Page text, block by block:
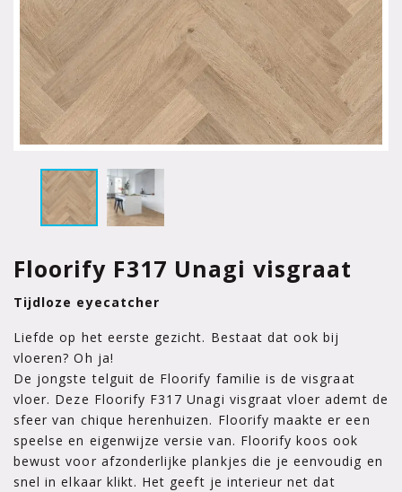
Floorify F317 Unagi visgraat
Tijdloze eyecatcher
Liefde op het eerste gezicht. Bestaat dat ook bij
vloeren? Oh ja!
De jongste telguit de Floorify familie is de visgraat
vloer. Deze Floorify F317 Unagi visgraat vloer ademt de
sfeer van chique herenhuizen. Floorify maakte er een
speelse en eigenwijze versie van. Floorify koos ook
bewust voor afzonderlijke plankjes die je eenvoudig en
snel in elkaar klikt. Het geeft je interieur net dat